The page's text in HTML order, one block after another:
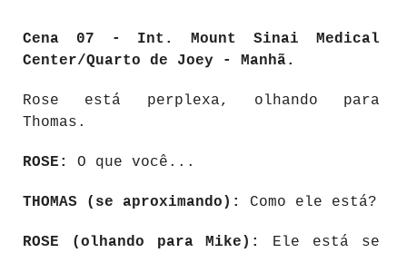
Cena 07 - Int. Mount Sinai Medical
Center/Quarto de Joey - Manhã.
Rose está perplexa, olhando para
Thomas.
ROSE: O que você...
THOMAS (se aproximando): Como ele está?
ROSE (olhando para Mike):
Ele está se